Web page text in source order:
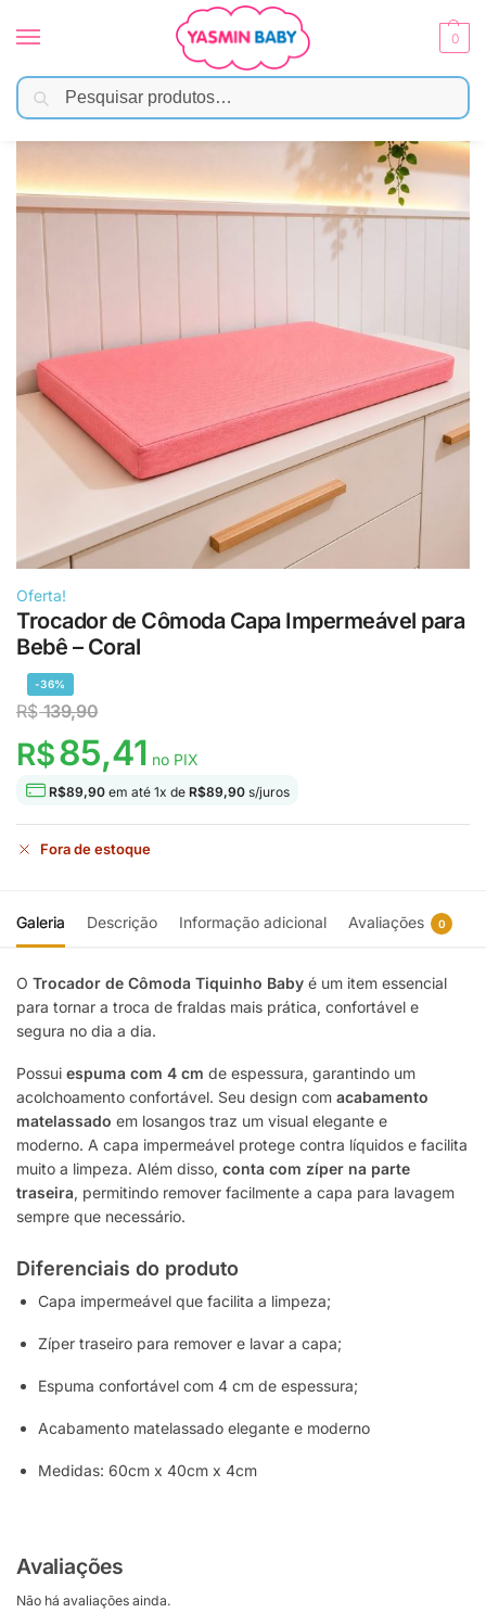
0
Início Enxoval / Trocadores / Trocador de Cômoda Capa Impermeável para Bebê – Coral
Oferta!
Trocador de Cômoda Capa Impermeável para
Bebê – Coral
-36%
R$139,90
R$85,41 no PIX
R$89,90 em até 1x de R$89,90 s/juros
Fora de estoque
Galeria Descrição Informação adicional Avaliações 0
O Trocador de Cômoda Tiquinho Baby é um item essencial
para tornar a troca de fraldas mais prática, confortável e
segura no dia a dia.
Possui espuma com 4 cm de espessura, garantindo um
acolchoamento confortável. Seu design com acabamento
matelassado em losangos traz um visual elegante e
moderno. A capa impermeável protege contra líquidos e facilita
muito a limpeza. Além disso, conta com zíper na parte
traseira, permitindo remover facilmente a capa para lavagem
sempre que necessário.
Diferenciais do produto
Capa impermeável que facilita a limpeza;
Zíper traseiro para remover e lavar a capa;
Espuma confortável com 4 cm de espessura;
Acabamento matelassado elegante e moderno
Medidas: 60cm x 40cm x 4cm
Avaliações
Não há avaliações ainda.